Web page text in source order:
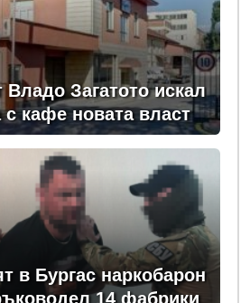
Загатото искал
кафе новата власт
в Бургас наркобарон
14 фабрики